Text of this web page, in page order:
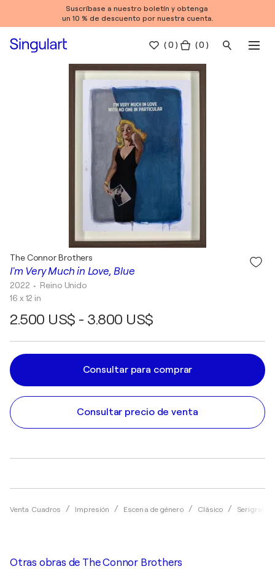
Suscríbase a nuestro boletín y obtenga
un 10 % de descuento por nuestra cuenta.
(0 ) ( 0 )
Venta Cuadros Impresión Escena de género Clásico Serigrafía
I'm Very Much in Love, Blue
The Connor Brothers
2022 • Reino Unido
16 x 12 in
2.500 US$ - 3.800 US$
Consultar para comprar
Consultar precio de venta
Otras obras de The Connor Brothers